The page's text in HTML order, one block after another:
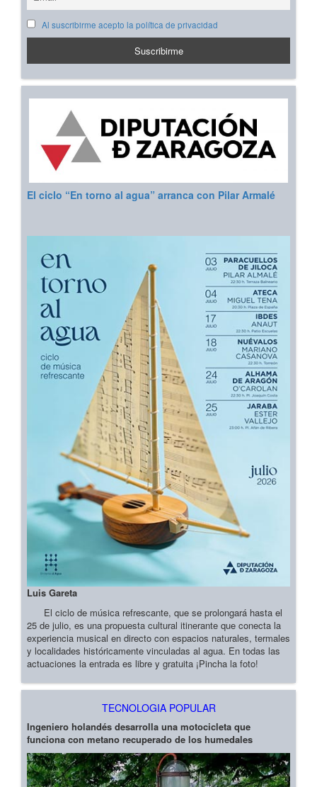
Al suscribirme acepto la política de privacidad
El ciclo “En torno al agua” arranca con Pilar Armalé
Luis Gareta
El ciclo de música refrescante, que se prolongará hasta el
25 de julio, es una propuesta cultural itinerante que conecta la
experiencia musical en directo con espacios naturales, termales
y localidades históricamente vinculadas al agua. En todas las
actuaciones la entrada es libre y gratuita ¡Pincha la foto!
TECNOLOGIA POPULAR
Ingeniero holandés desarrolla una motocicleta que
funciona con metano recuperado de los humedales